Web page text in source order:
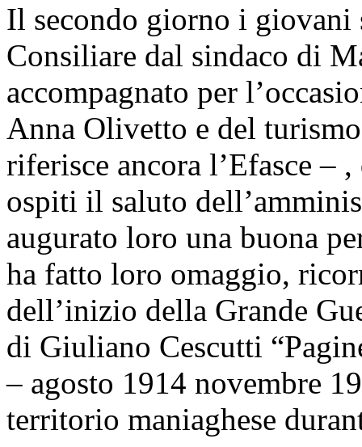
Il secondo giorno i
Consiliare dal sindaco di
accompagnato per
Anna Olivetto e del
riferisce ancora l’Efasce –
ospiti il saluto
augurato loro una buona
ha fatto loro omaggio,
dell’inizio della Grande
di Giuliano Cescutti
– agosto 1914 novembre
territorio maniaghese